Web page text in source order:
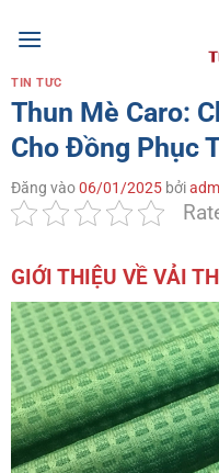
qua
dung
TIN TỨC
Thun Mè Caro:
Cho Đồng Phục
Đăng vào06/01/2025 bởi
GIỚI THIỆU VỀ VẢI